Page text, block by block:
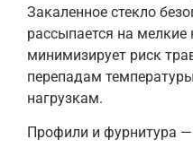
Закаленное стекло
рассыпается на мелкие
минимизирует риск
перепадам
нагрузкам.
Профили и фурнитура